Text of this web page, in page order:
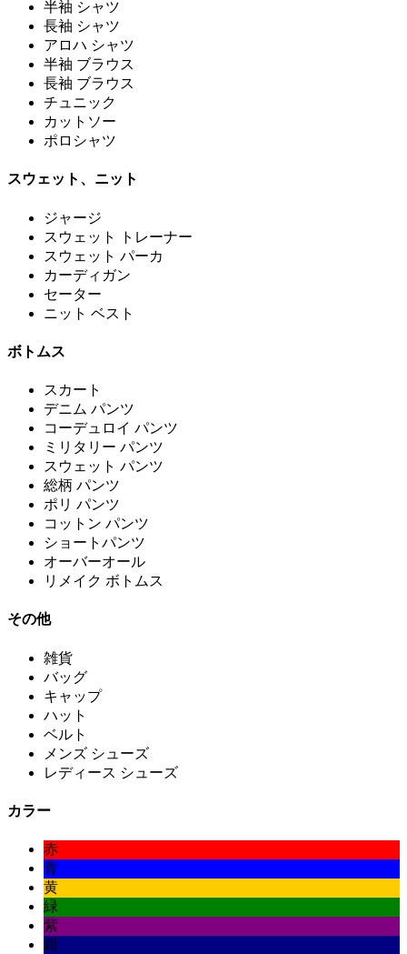
半袖 シャツ
長袖 シャツ
アロハ シャツ
半袖 ブラウス
長袖 ブラウス
チュニック
カットソー
ポロシャツ
スウェット、ニット
ジャージ
スウェット トレーナー
スウェット パーカ
カーディガン
セーター
ニット ベスト
ボトムス
スカート
デニム パンツ
コーデュロイ パンツ
ミリタリー パンツ
スウェット パンツ
総柄 パンツ
ポリ パンツ
コットン パンツ
ショートパンツ
オーバーオール
リメイク ボトムス
その他
雑貨
バッグ
キャップ
ハット
ベルト
メンズ シューズ
レディース シューズ
カラー
赤
青
黄
緑
紫
紺